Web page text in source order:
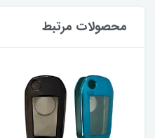
محصولات مرتبط